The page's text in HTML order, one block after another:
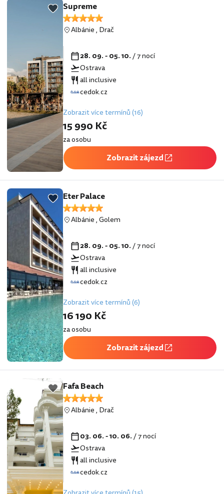
Supreme
Albánie, Drač
28. 09. - 05. 10./ 7 nocí
Ostrava
all inclusive
cedok.cz
Zobrazit více termínů (16)
15 990 Kč
za osobu
Zobrazit zájezd
Eter Palace
Albánie,Golem
28. 09. - 05. 10./ 7 nocí
Ostrava
all inclusive
cedok.cz
Zobrazit více termínů (6)
16 190 Kč
za osobu
Zobrazit zájezd
Fafa Beach
Albánie, Drač
03. 06. - 10. 06./ 7 nocí
Ostrava
all inclusive
cedok.cz